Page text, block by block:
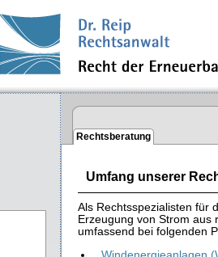
Rechtsberatung
Umfang unserer
Als Rechtsspezialisten für
Erzeugung von Strom aus
umfassend bei folgenden